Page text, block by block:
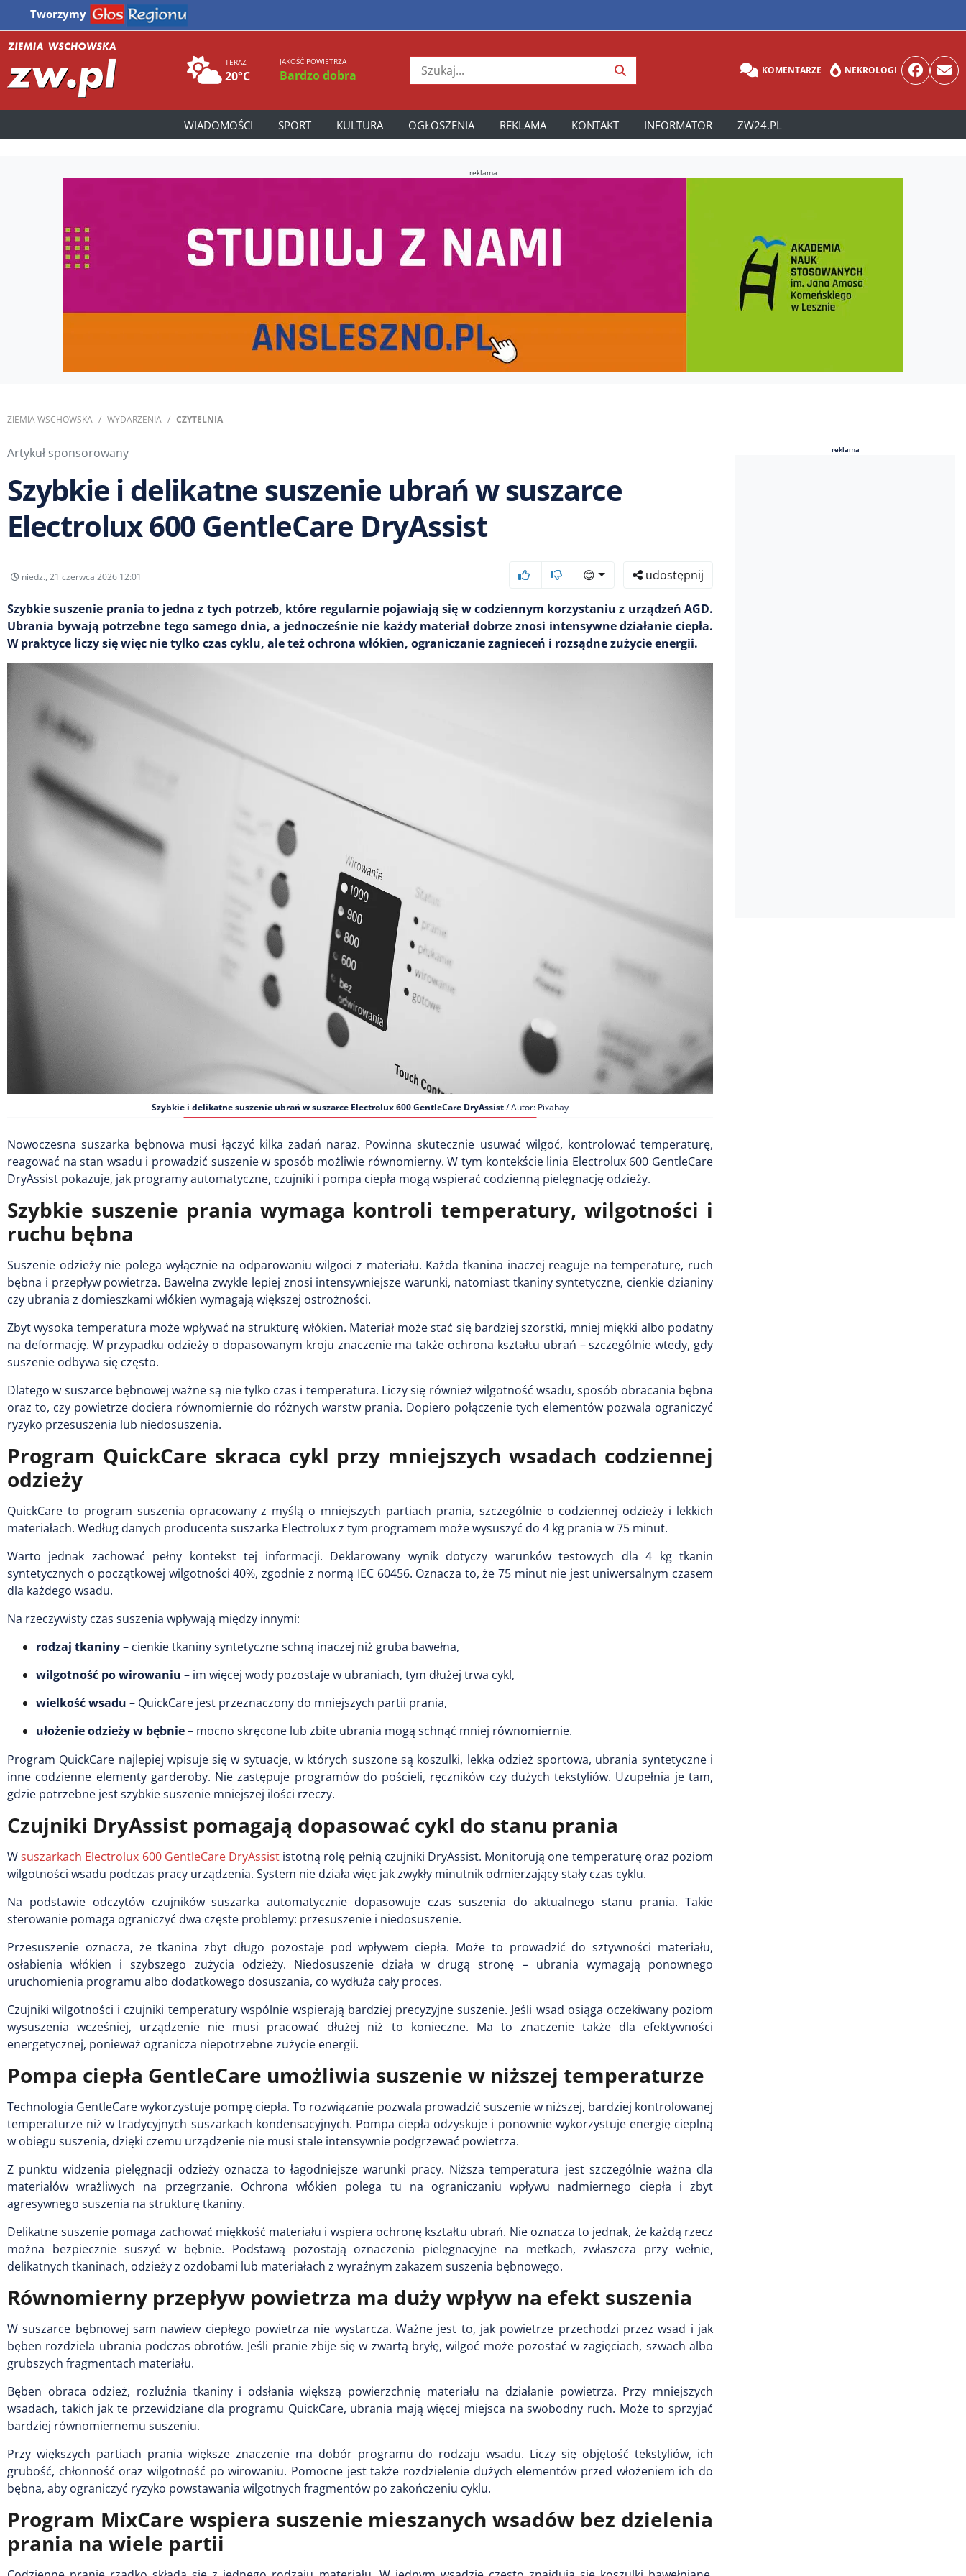
Tworzymy
TERAZ
20°C
JAKOŚĆ POWIETRZA
Bardzo dobra KOMENTARZE NEKROLOGI
WIADOMOŚCI SPORT KULTURA OGŁOSZENIA REKLAMA KONTAKT INFORMATOR ZW24.PL
reklama
ZIEMIA WSCHOWSKA WYDARZENIA CZYTELNIA
Artykuł sponsorowany
Szybkie i delikatne suszenie ubrań w suszarce
Electrolux 600 GentleCare DryAssist
niedz., 21 czerwca 2026 12:01 😊 udostępnij
Szybkie suszenie prania to jedna z tych potrzeb, które regularnie pojawiają się w codziennym korzystaniu z urządzeń AGD.
Ubrania bywają potrzebne tego samego dnia, a jednocześnie nie każdy materiał dobrze znosi intensywne działanie ciepła.
W praktyce liczy się więc nie tylko czas cyklu, ale też ochrona włókien, ograniczanie zagnieceń i rozsądne zużycie energii.
Szybkie i delikatne suszenie ubrań w suszarce Electrolux 600 GentleCare DryAssist/ Autor: Pixabay
Nowoczesna suszarka bębnowa musi łączyć kilka zadań naraz. Powinna skutecznie usuwać wilgoć, kontrolować temperaturę,
reagować na stan wsadu i prowadzić suszenie w sposób możliwie równomierny. W tym kontekście linia Electrolux 600 GentleCare
DryAssist pokazuje, jak programy automatyczne, czujniki i pompa ciepła mogą wspierać codzienną pielęgnację odzieży.
Szybkie suszenie prania wymaga kontroli temperatury, wilgotności i
ruchu bębna
Suszenie odzieży nie polega wyłącznie na odparowaniu wilgoci z materiału. Każda tkanina inaczej reaguje na temperaturę, ruch
bębna i przepływ powietrza. Bawełna zwykle lepiej znosi intensywniejsze warunki, natomiast tkaniny syntetyczne, cienkie dzianiny
czy ubrania z domieszkami włókien wymagają większej ostrożności.
Zbyt wysoka temperatura może wpływać na strukturę włókien. Materiał może stać się bardziej szorstki, mniej miękki albo podatny
na deformację. W przypadku odzieży o dopasowanym kroju znaczenie ma także ochrona kształtu ubrań – szczególnie wtedy, gdy
suszenie odbywa się często.
Dlatego w suszarce bębnowej ważne są nie tylko czas i temperatura. Liczy się również wilgotność wsadu, sposób obracania bębna
oraz to, czy powietrze dociera równomiernie do różnych warstw prania. Dopiero połączenie tych elementów pozwala ograniczyć
ryzyko przesuszenia lub niedosuszenia.
Program QuickCare skraca cykl przy mniejszych wsadach codziennej
odzieży
QuickCare to program suszenia opracowany z myślą o mniejszych partiach prania, szczególnie o codziennej odzieży i lekkich
materiałach. Według danych producenta suszarka Electrolux z tym programem może wysuszyć do 4 kg prania w 75 minut.
Warto jednak zachować pełny kontekst tej informacji. Deklarowany wynik dotyczy warunków testowych dla 4 kg tkanin
syntetycznych o początkowej wilgotności 40%, zgodnie z normą IEC 60456. Oznacza to, że 75 minut nie jest uniwersalnym czasem
dla każdego wsadu.
Na rzeczywisty czas suszenia wpływają między innymi:
rodzaj tkaniny– cienkie tkaniny syntetyczne schną inaczej niż gruba bawełna,
wilgotność po wirowaniu – im więcej wody pozostaje w ubraniach, tym dłużej trwa cykl,
wielkość wsadu – QuickCare jest przeznaczony do mniejszych partii prania,
ułożenie odzieży w bębnie– mocno skręcone lub zbite ubrania mogą schnąć mniej równomiernie.
Program QuickCare najlepiej wpisuje się w sytuacje, w których suszone są koszulki, lekka odzież sportowa, ubrania syntetyczne i
inne codzienne elementy garderoby. Nie zastępuje programów do pościeli, ręczników czy dużych tekstyliów. Uzupełnia je tam,
gdzie potrzebne jest szybkie suszenie mniejszej ilości rzeczy.
Czujniki DryAssist pomagają dopasować cykl do stanu prania
Wsuszarkach Electrolux 600 GentleCare DryAssist istotną rolę pełnią czujniki DryAssist. Monitorują one temperaturę oraz poziom
wilgotności wsadu podczas pracy urządzenia. System nie działa więc jak zwykły minutnik odmierzający stały czas cyklu.
Na podstawie odczytów czujników suszarka automatycznie dopasowuje czas suszenia do aktualnego stanu prania. Takie
sterowanie pomaga ograniczyć dwa częste problemy: przesuszenie i niedosuszenie.
Przesuszenie oznacza, że tkanina zbyt długo pozostaje pod wpływem ciepła. Może to prowadzić do sztywności materiału,
osłabienia włókien i szybszego zużycia odzieży. Niedosuszenie działa w drugą stronę – ubrania wymagają ponownego
uruchomienia programu albo dodatkowego dosuszania, co wydłuża cały proces.
Czujniki wilgotności i czujniki temperatury wspólnie wspierają bardziej precyzyjne suszenie. Jeśli wsad osiąga oczekiwany poziom
wysuszenia wcześniej, urządzenie nie musi pracować dłużej niż to konieczne. Ma to znaczenie także dla efektywności
energetycznej, ponieważ ogranicza niepotrzebne zużycie energii.
Pompa ciepła GentleCare umożliwia suszenie w niższej temperaturze
Technologia GentleCare wykorzystuje pompę ciepła. To rozwiązanie pozwala prowadzić suszenie w niższej, bardziej kontrolowanej
temperaturze niż w tradycyjnych suszarkach kondensacyjnych. Pompa ciepła odzyskuje i ponownie wykorzystuje energię cieplną
w obiegu suszenia, dzięki czemu urządzenie nie musi stale intensywnie podgrzewać powietrza.
Z punktu widzenia pielęgnacji odzieży oznacza to łagodniejsze warunki pracy. Niższa temperatura jest szczególnie ważna dla
materiałów wrażliwych na przegrzanie. Ochrona włókien polega tu na ograniczaniu wpływu nadmiernego ciepła i zbyt
agresywnego suszenia na strukturę tkaniny.
Delikatne suszenie pomaga zachować miękkość materiału i wspiera ochronę kształtu ubrań. Nie oznacza to jednak, że każdą rzecz
można bezpiecznie suszyć w bębnie. Podstawą pozostają oznaczenia pielęgnacyjne na metkach, zwłaszcza przy wełnie,
delikatnych tkaninach, odzieży z ozdobami lub materiałach z wyraźnym zakazem suszenia bębnowego.
Równomierny przepływ powietrza ma duży wpływ na efekt suszenia
W suszarce bębnowej sam nawiew ciepłego powietrza nie wystarcza. Ważne jest to, jak powietrze przechodzi przez wsad i jak
bęben rozdziela ubrania podczas obrotów. Jeśli pranie zbije się w zwartą bryłę, wilgoć może pozostać w zagięciach, szwach albo
grubszych fragmentach materiału.
Bęben obraca odzież, rozluźnia tkaniny i odsłania większą powierzchnię materiału na działanie powietrza. Przy mniejszych
wsadach, takich jak te przewidziane dla programu QuickCare, ubrania mają więcej miejsca na swobodny ruch. Może to sprzyjać
bardziej równomiernemu suszeniu.
Przy większych partiach prania większe znaczenie ma dobór programu do rodzaju wsadu. Liczy się objętość tekstyliów, ich
grubość, chłonność oraz wilgotność po wirowaniu. Pomocne jest także rozdzielenie dużych elementów przed włożeniem ich do
bębna, aby ograniczyć ryzyko powstawania wilgotnych fragmentów po zakończeniu cyklu.
Program MixCare wspiera suszenie mieszanych wsadów bez dzielenia
prania na wiele partii
reklama
reklama